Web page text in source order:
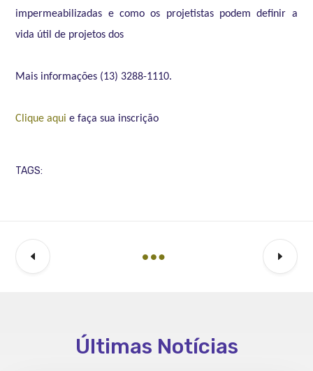
impermeabilizadas e como os projetistas podem definir a
vida útil de projetos dos
Mais informações (13) 3288-1110.
Clique aqui e faça sua inscrição
TAGS:
Últimas Notícias